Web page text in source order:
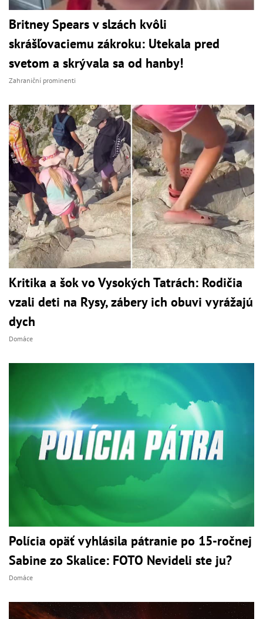
Britney Spears v slzách kvôli
skrášľovaciemu zákroku: Utekala pred
svetom a skrývala sa od hanby!
Zahraniční prominenti
Kritika a šok vo Vysokých Tatrách: Rodičia
vzali deti na Rysy, zábery ich obuvi vyrážajú
dych
Domáce
Polícia opäť vyhlásila pátranie po 15-ročnej
Sabine zo Skalice: FOTO Nevideli ste ju?
Domáce